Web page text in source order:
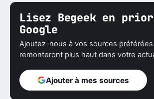
Lisez Begeek en
Google
Ajoutez-nous à vos sources
remonteront plus haut dans votre
Ajouter à mes sources